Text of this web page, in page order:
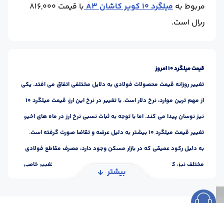
مربوط به میلگرد 10 کویر کاشان A3
با قیمت 816,000
ریال است.
قیمت میلگرد 10 امروز
تغییر روزانه قیمت محصولات فولادی به دلایل مختلفی اتفاق می افتد. یکی
از مهم ترین موارد، نرخ دلار است. با تغییر در نرخ این ارز، قیمت میلگرد 10
نیز نوسان پیدا می کند. اما با توجه به ثبات نسبی نرخ ارز در ماه های اخیر،
تغییر قیمت میلگرد 10 بیشتر به دلیل عرضه و تقاضا صورت گرفته است.
به دلیل رکود عمیقی که در بازار مسکن وجود دارد، مصرف مقاطع فولادی
مختلف نیز، کاهش یافته است. از طرفی، تولیدکنندگان داخلی تغییر خاصی
صنعت فولاد به علت کاهش تقاضا، چندان دور از ذهن نیست.
بیشتر